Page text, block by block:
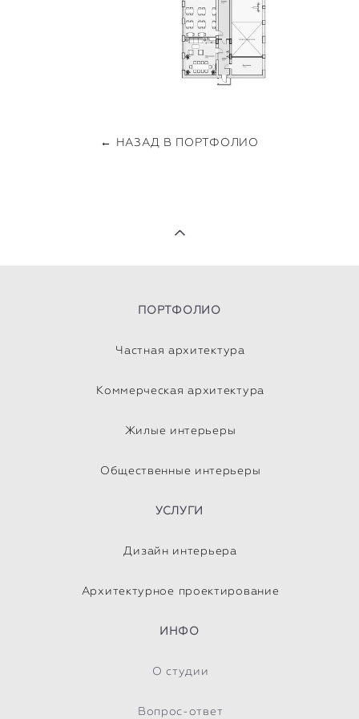
← НАЗАД В ПОРТФОЛИО
ПОРТФОЛИО
Частная архитектура
Коммерческая архитектура
Жилые интерьеры
Общественные интерьеры
УСЛУГИ
Дизайн интерьера
Архитектурное проектирование
ИНФО
О студии
Вопрос-ответ